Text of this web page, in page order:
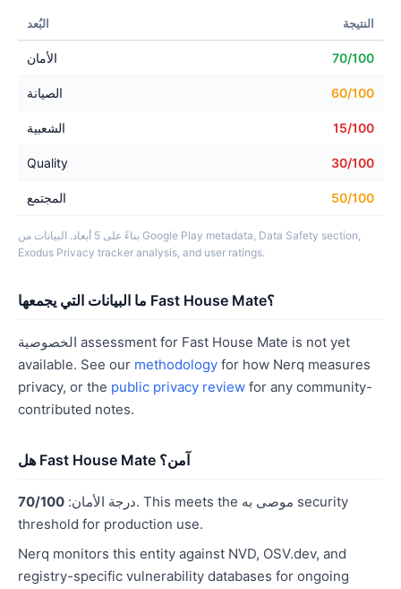
البُعد النتيجة
الأمان 70/100
الصيانة 60/100
الشعبية 15/100
Quality 30/100
المجتمع 50/100
بناءً على 5 أبعاد. البيانات من Google Play metadata, Data Safety section,
Exodus Privacy tracker analysis, and user ratings.
ما البيانات التي يجمعها Fast House Mate؟
الخصوصية assessment for Fast House Mate is not yet
available. See our methodology for how Nerq measures
privacy, or the public privacy review for any community-
contributed notes.
هل Fast House Mate آمن؟
درجة الأمان: 70/100
. This meets the موصى به security
threshold for production use.
Nerq monitors this entity against NVD, OSV.dev, and
registry-specific vulnerability databases for ongoing